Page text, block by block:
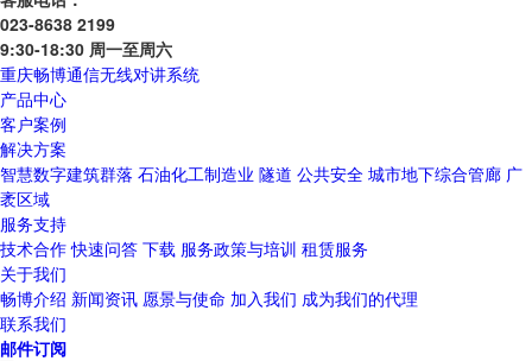
023-8638 2199
9:30-18:30 周一至周六
重庆畅博通信无线对讲系统
产品中心
客户案例
解决方案
智慧数字建筑群落 石油化工制造业 隧道 公共安全 城市地下综合管廊 广
袤区域
服务支持
技术合作 快速问答 下载 服务政策与培训 租赁服务
关于我们
畅博介绍 新闻资讯 愿景与使命 加入我们 成为我们的代理
联系我们
邮件订阅